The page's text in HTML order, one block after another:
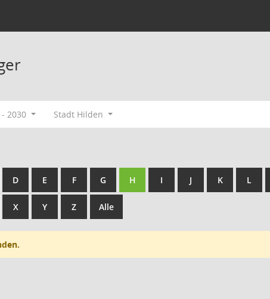
2030 Stadt Hilden
D E F G H I J K L
X Y Z Alle